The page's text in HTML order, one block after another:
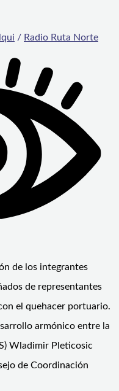
/ Radio Ruta Norte
de los integrantes
de representantes
el quehacer portuario.
armónico entre la
Wladimir Pleticosic
de Coordinación